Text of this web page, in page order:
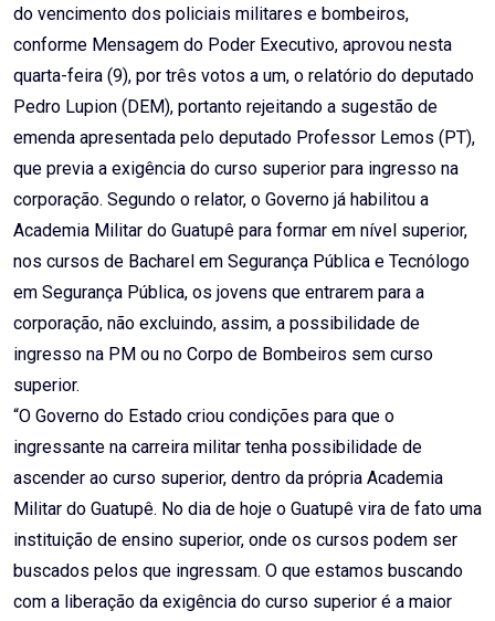
do vencimento dos policiais militares e bombeiros,
conforme Mensagem do Poder Executivo, aprovou nesta
quarta-feira (9), por três votos a um, o relatório do deputado
Pedro Lupion (DEM), portanto rejeitando a sugestão de
emenda apresentada pelo deputado Professor Lemos (PT),
que previa a exigência do curso superior para ingresso na
corporação. Segundo o relator, o Governo já habilitou a
Academia Militar do Guatupê para formar em nível superior,
nos cursos de Bacharel em Segurança Pública e Tecnólogo
em Segurança Pública, os jovens que entrarem para a
corporação, não excluindo, assim, a possibilidade de
ingresso na PM ou no Corpo de Bombeiros sem curso
superior.
“O Governo do Estado criou condições para que o
ingressante na carreira militar tenha possibilidade de
ascender ao curso superior, dentro da própria Academia
Militar do Guatupê. No dia de hoje o Guatupê vira de fato uma
instituição de ensino superior, onde os cursos podem ser
buscados pelos que ingressam. O que estamos buscando
com a liberação da exigência do curso superior é a maior